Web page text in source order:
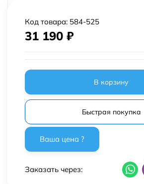
Код товара: 584-525
31 190 ₽
В корзину
Быстрая покупка
Заказать через: